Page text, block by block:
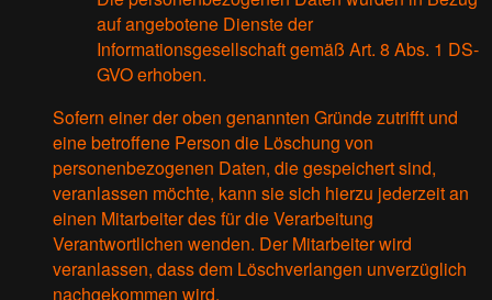
auf angebotene Dienste der
Informationsgesellschaft gemäß Art. 8 Abs. 1 DS-
GVO erhoben.
Sofern einer der oben genannten Gründe zutrifft und
eine betroffene Person die Löschung von
personenbezogenen Daten, die gespeichert sind,
veranlassen möchte, kann sie sich hierzu jederzeit an
einen Mitarbeiter des für die Verarbeitung
Verantwortlichen wenden. Der Mitarbeiter wird
veranlassen, dass dem Löschverlangen unverzüglich
nachgekommen wird.